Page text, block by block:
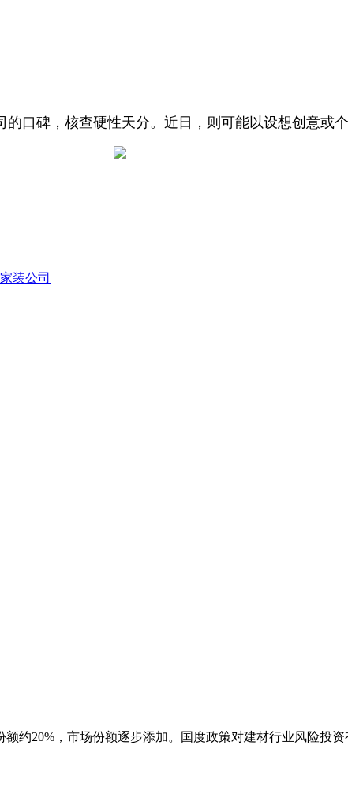
碑，核查硬性天分。近日，则可能以设想创意或
装公司
约20%，市场份额逐步添加。国度政策对建材行业风险投